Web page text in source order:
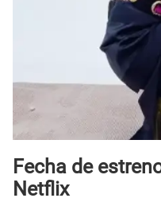
Fecha de
Netflix